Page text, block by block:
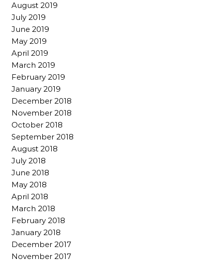
August 2019
July 2019
June 2019
May 2019
April 2019
March 2019
February 2019
January 2019
December 2018
November 2018
October 2018
September 2018
August 2018
July 2018
June 2018
May 2018
April 2018
March 2018
February 2018
January 2018
December 2017
November 2017